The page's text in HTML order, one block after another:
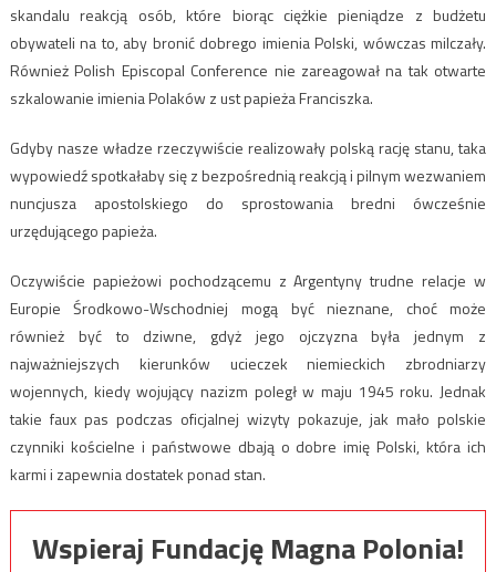
skandalu reakcją osób, które biorąc ciężkie pieniądze z budżetu
obywateli na to, aby bronić dobrego imienia Polski, wówczas milczały.
RównieżPolish Episcopal Conference nie zareagował na tak otwarte
szkalowanie imienia Polaków z ust papieża Franciszka.
Gdyby nasze władze rzeczywiście realizowały polską rację stanu, taka
wypowiedź spotkałaby się z bezpośrednią reakcją i pilnym wezwaniem
nuncjusza apostolskiego do sprostowania bredni ówcześnie
urzędującego papieża.
Oczywiście papieżowi pochodzącemu z Argentyny trudne relacje w
Europie Środkowo-Wschodniej mogą być nieznane, choć może
również być to dziwne, gdyż jego ojczyzna była jednym z
najważniejszych kierunków ucieczek niemieckich zbrodniarzy
wojennych, kiedy wojujący nazizm poległ w maju 1945 roku. Jednak
takie faux pas podczas oficjalnej wizyty pokazuje, jak mało polskie
czynniki kościelne i państwowe dbają o dobre imię Polski, która ich
karmi i zapewnia dostatek ponad stan.
Wspieraj Fundację Magna Polonia!